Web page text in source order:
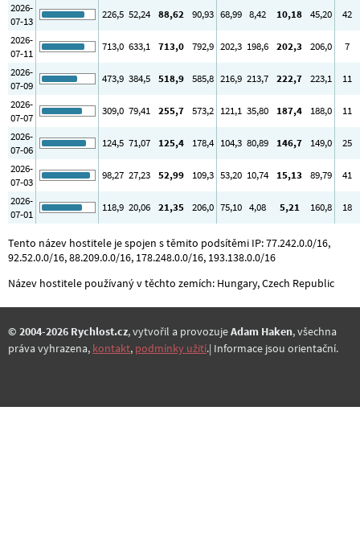
2026-
07-13
226,5 52,24 88,62 90,93 68,99 8,42 10,18 45,20
42
2026-
07-11
713,0 633,1 713,0 792,9 202,3 198,6 202,3 206,0
7
2026-
07-09
473,9 384,5 518,9 585,8 216,9 213,7 222,7 223,1
11
2026-
07-07
309,0 79,41 255,7 573,2 121,1 35,80 187,4 188,0
11
2026-
07-06
124,5 71,07 125,4 178,4 104,3 80,89 146,7 149,0
25
2026-
07-03
98,27 27,23 52,99 109,3 53,20 10,74 15,13 89,79
41
2026-
07-01
118,9 20,06 21,35 206,0 75,10 4,08 5,21 160,8 18
Tento název hostitele je spojen s těmito podsítěmi IP: 77.242.0.0/16,
92.52.0.0/16, 88.209.0.0/16, 178.248.0.0/16, 193.138.0.0/16
Název hostitele používaný v těchto zemích: Hungary, Czech Republic
© 2004-2026 Rychlost.cz, vytvořil a provozujeAdam Haken, všechna
práva vyhrazena, kontakt, podmínky užití.| Informace jsou orientační.